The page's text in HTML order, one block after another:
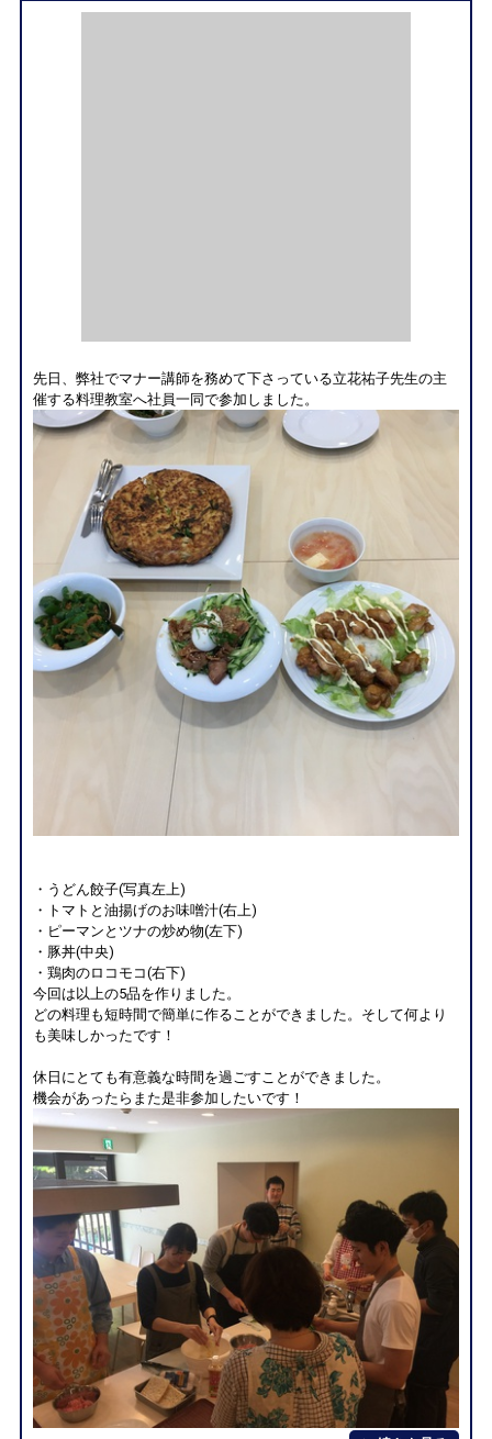
先日、弊社でマナー講師を務めて下さっている立花祐子先生の主
催する料理教室へ社員一同で参加しました。
・うどん餃子(写真左上)
・トマトと油揚げのお味噌汁(右上)
・ピーマンとツナの炒め物(左下)
・豚丼(中央)
・鶏肉のロコモコ(右下)
今回は以上の5品を作りました。
どの料理も短時間で簡単に作ることができました。そして何より
も美味しかったです！
休日にとても有意義な時間を過ごすことができました。
機会があったらまた是非参加したいです！